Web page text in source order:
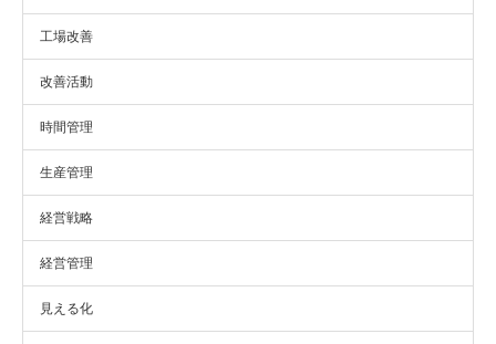
工場改善
改善活動
時間管理
生産管理
経営戦略
経営管理
見える化